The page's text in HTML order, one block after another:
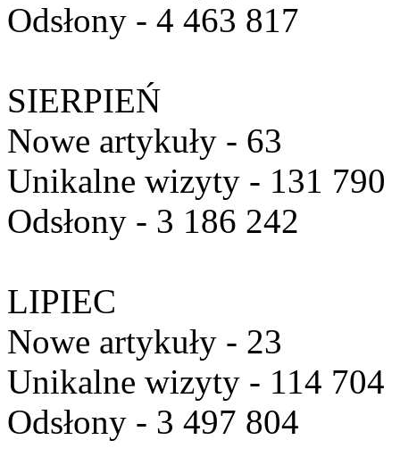
Odsłony - 4 463 817
SIERPIEŃ
Nowe artykuły - 63
Unikalne wizyty - 131 790
Odsłony - 3 186 242
LIPIEC
Nowe artykuły - 23
Unikalne wizyty - 114 704
Odsłony - 3 497 804